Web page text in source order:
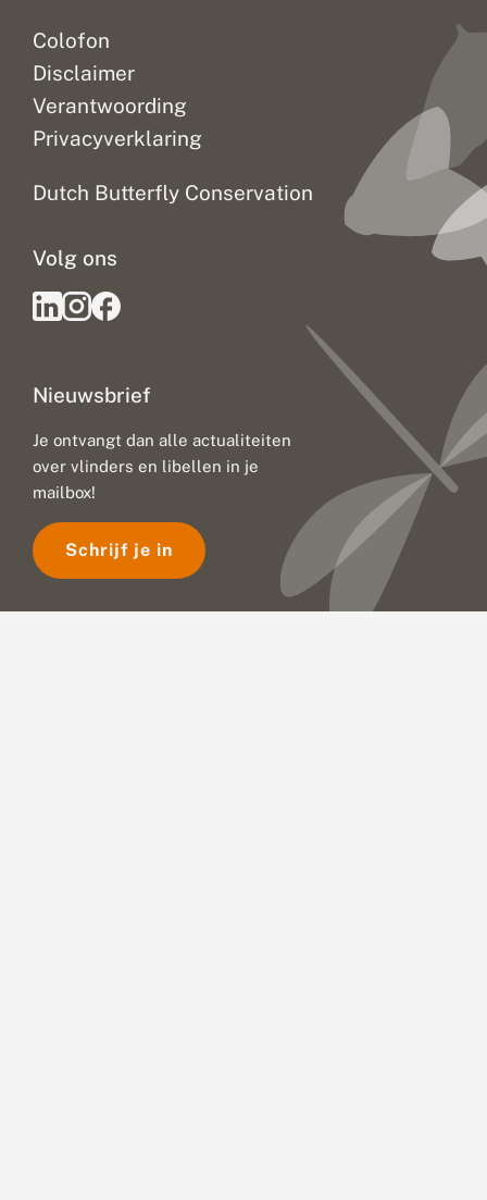
Colofon
Disclaimer
Verantwoording
Privacyverklaring
Dutch Butterfly Conservation
Nieuwsbrief
Je ontvangt dan alle actualiteiten
over vlinders en libellen in je
mailbox!
Schrijf je in
Volg ons